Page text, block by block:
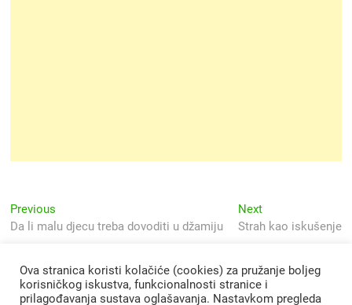
Navigacija
objava
Previous
post:
Da li malu djecu treba dovoditi u džamiju
NextNext
post:
Strah kao iskušenje
Ova stranica koristi kolačiće (cookies) za pružanje boljeg
korisničkog iskustva, funkcionalnosti stranice i
prilagođavanja sustava oglašavanja. Nastavkom pregleda